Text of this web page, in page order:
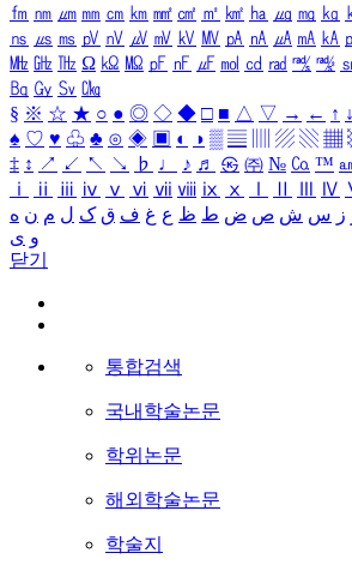
㎙ ㎚ ㎛ ㎜ ㎝ ㎞ ㎟ ㎠ ㎡ ㎢ ㏊ ㎍ ㎎ ㎏
㎱ ㎲ ㎳ ㎴ ㎵ ㎶ ㎷ ㎸ ㎹ ㎀ ㎁ ㎂ ㎃ ㎄
㎒ ㎓ ㎔ Ω ㏀ ㏁ ㎊ ㎋ ㎌ ㏖ ㏅ ㎭ ㎮ ㎯
㏃ ㏉ ㏜ ㏆
§ ※ ☆ ★ ○ ● ◎ ◇ ◆ □ ■ △ ▽ → ← ↑ ↓
♠ ♡ ♥ ♧ ♣ ⊙ ◈ ▣ ◐ ◑ ▒ ▤ ▨ ▧ ▦
‡ ↕ ↗ ↙ ↖ ↘ ♭ ♩ ♪ ♬ ㉿ ㈜ № ㏇ ™
ⅰ
ⅱ ⅲ ⅳ ⅴ ⅵ ⅶ ⅷ ⅸ ⅹ Ⅳ
ز س ش ص ض ط ظ ع غ ف ق ک ل م ن ه
و ی
닫기
통합검색
국내학술논문
학위논문
해외학술논문
학술지